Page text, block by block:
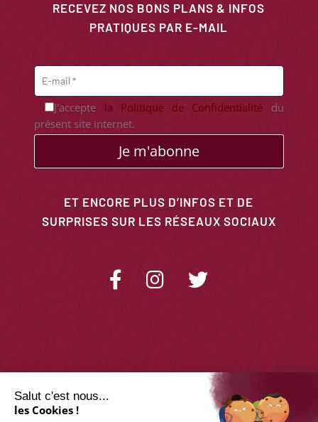
Salut c'est nous...
les Cookies !
RECEVEZ NOS BONS PLANS & INFOS
PRATIQUES PAR E-MAIL
J'accepte la Politique de Confidentialité du
présent site internet.
Je m'abonne
ET ENCORE PLUS D’INFOS ET DE
SURPRISES SUR LES RÉSEAUX SOCIAUX